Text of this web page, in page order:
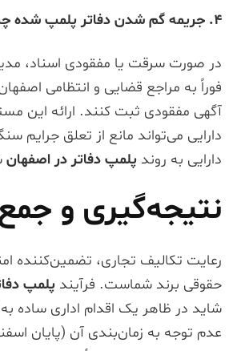
۴. جریمه گم شدن دفاتر پلمپ شده چیست؟
در صورت سرقت یا مفقودی اسناد،
فوراً به مراجع قضایی و انتظامی
آگهی مفقودی ثبت کنند. ارائه این
دارایی می‌تواند مانع از تعلق جرایم
دارایی به روند پلمپ دفاتر در اصفهان
نتیجه‌گیری و
رعایت تکالیف تجاری، تضمین‌کننده
حقوقی برند شماست. فرآیند پلمپ
شاید در ظاهر یک اقدام اداری ساده به
عدم توجه به زمان‌بندی آن (پایان